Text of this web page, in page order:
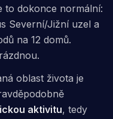
to dokonce normální:
Severní/Jižní uzel a
na 12 domů.
oblast života je
aktivitu, tedy